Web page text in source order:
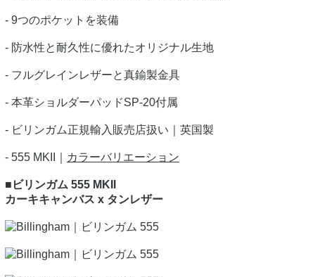
- 9つのポケットを装備
- 防水性と耐久性に優れたオリジナル生地
- フルグレインレザーと真鍮製金具
- 本革ショルダーパッドSP-20付属
- ビリンガム正規輸入販売店扱い｜英国製
- 555 MKII｜ カラーバリエーション
■ビリンガム 555 MKII
カーキキャンバス x タンレザー